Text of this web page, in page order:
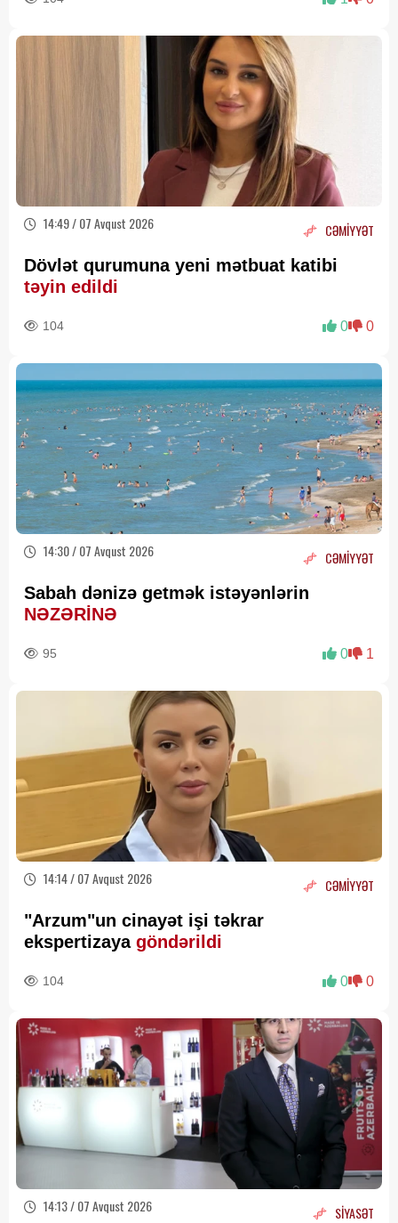
14:49 / 07 Avqust 2026 CƏMİYYƏT
Dövlət qurumuna yeni mətbuat katibi
təyin edildi
104 0 0
14:30 / 07 Avqust 2026 CƏMİYYƏT
Sabah dənizə getmək istəyənlərin
NƏZƏRİNƏ
95 0 1
14:14 / 07 Avqust 2026 CƏMİYYƏT
"Arzum"un cinayət işi təkrar
ekspertizaya göndərildi
104 0 0
14:13 / 07 Avqust 2026 SİYASƏT